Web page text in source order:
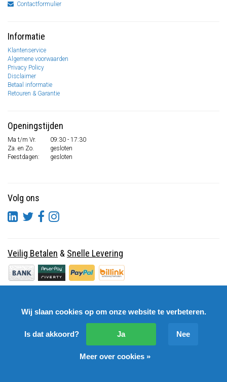
Contactformulier
Informatie
Klantenservice
Algemene voorwaarden
Privacy Policy
Disclaimer
Betaal informatie
Retouren & Garantie
Openingstijden
Ma t/m Vr.
09:30 - 17:30
Za. en Zo.
gesloten
Feestdagen:
gesloten
Volg ons
Veilig Betalen & Snelle Levering
© Copyright 2026 DutchSpares B.V. - Design by
Wij slaan cookies op om onze website te verbeteren.
Is dat akkoord? Ja Nee
Meer over cookies »